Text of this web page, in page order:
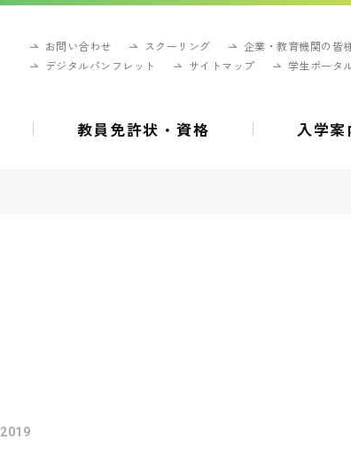
お問い合わせ スクーリング
企業・教育機関の皆
デジタルパンフレット
サイトマップ 学生ポータ
教員免許状・資格 入学案
2019